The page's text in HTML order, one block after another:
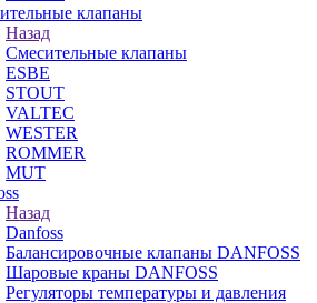
клапаны
Назад
Смесительные клапаны
ESBE
STOUT
VALTEC
WESTER
ROMMER
MUT
Назад
Danfoss
Балансировочные клапаны DANFOSS
Шаровые краны DANFOSS
Регуляторы температуры и давления